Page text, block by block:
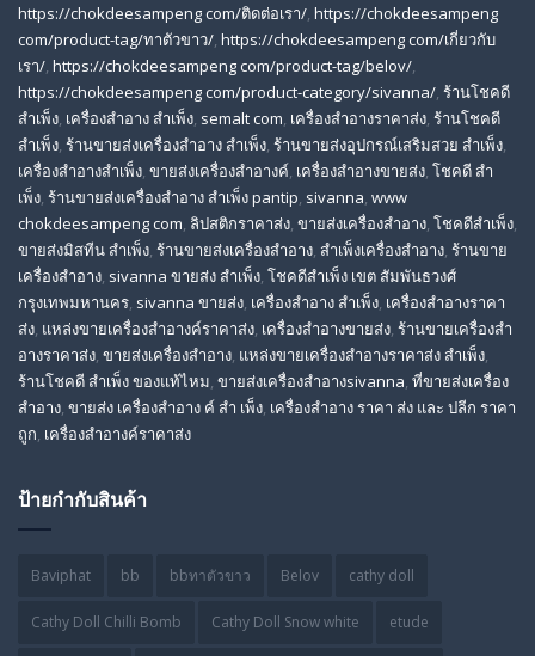
https://chokdeesampeng com/ติดต่อเรา/, https://chokdeesampeng
com/product-tag/ทาตัวขาว/, https://chokdeesampeng com/เกี่ยวกับ
เรา/, https://chokdeesampeng com/product-tag/belov/,
https://chokdeesampeng com/product-category/sivanna/, ร้านโชคดี
สําเพ็ง, เครื่องสำอาง สำเพ็ง, semalt com, เครื่องสำอางราคาส่ง, ร้านโชคดี
สำเพ็ง, ร้านขายส่งเครื่องสําอาง สําเพ็ง, ร้านขายส่งอุปกรณ์เสริมสวย สําเพ็ง,
เครื่องสำอางสำเพ็ง, ขายส่งเครื่องสำอางค์, เครื่องสำอางขายส่ง, โชคดี สํา
เพ็ง, ร้านขายส่งเครื่องสําอาง สําเพ็ง pantip, sivanna, www
chokdeesampeng com, ลิปสติกราคาส่ง, ขายส่งเครื่องสำอาง, โชคดีสำเพ็ง,
ขายส่งมิสทีน สําเพ็ง, ร้านขายส่งเครื่องสำอาง, สําเพ็งเครื่องสําอาง, ร้านขาย
เครื่องสำอาง, sivanna ขายส่ง สําเพ็ง, โชคดีสำเพ็ง เขต สัมพันธวงศ์
กรุงเทพมหานคร, sivanna ขายส่ง, เครื่องสําอาง สําเพ็ง, เครื่องสําอางราคา
ส่ง, แหล่งขายเครื่องสําอางค์ราคาส่ง, เครื่องสําอางขายส่ง, ร้านขายเครื่องสํา
อางราคาส่ง, ขายส่งเครื่องสําอาง, แหล่งขายเครื่องสําอางราคาส่ง สําเพ็ง,
ร้านโชคดี สําเพ็ง ของแท้ไหม, ขายส่งเครื่องสําอางsivanna, ที่ขายส่งเครื่อง
สําอาง, ขายส่ง เครื่องสำอาง ค์ สำ เพ็ง, เครื่องสำอาง ราคา ส่ง และ ปลีก ราคา
ถูก, เครื่องสำอางค์ราคาส่ง
ป้ายกำกับสินค้า
Baviphat bb bbทาตัวขาว Belov cathy doll
Cathy Doll Chilli Bomb Cathy Doll Snow white etude